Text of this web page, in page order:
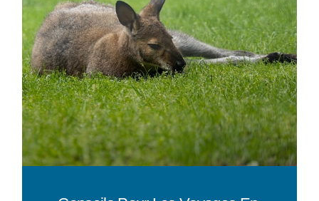
with
high
quality
repliki
rolex.